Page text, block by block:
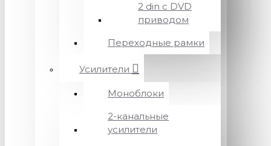
2 din с DVD
приводом
Переходные рамки
Усилители
Моноблоки
2-канальные
усилители